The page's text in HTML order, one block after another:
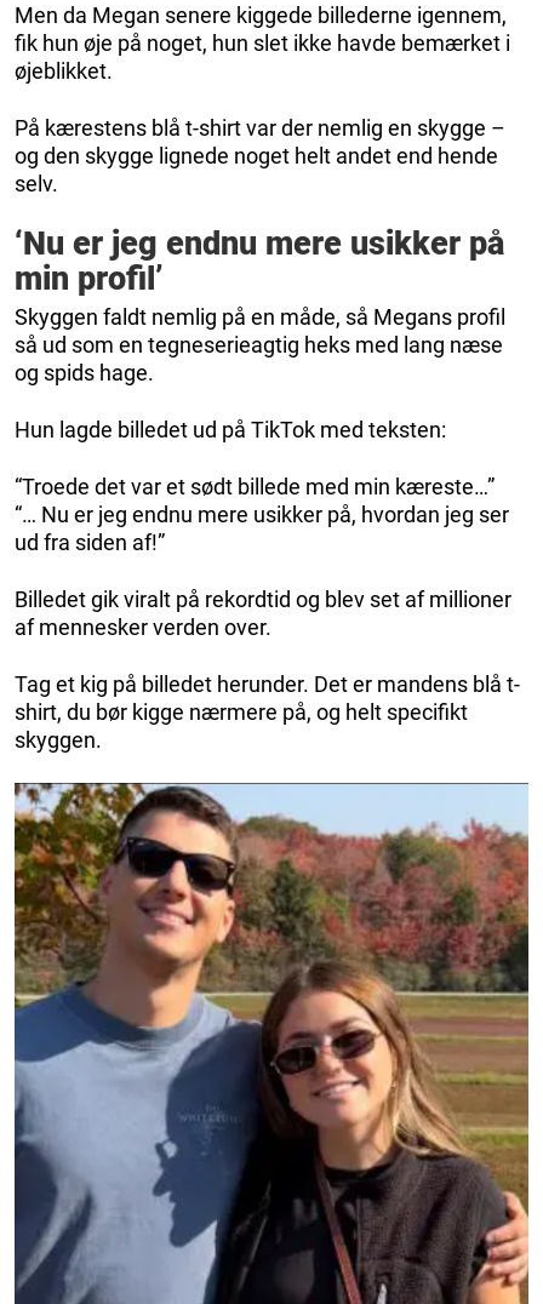
Men da Megan senere kiggede billederne igennem,
fik hun øje på noget, hun slet ikke havde bemærket i
øjeblikket.
På kærestens blå t-shirt var der nemlig en skygge –
og den skygge lignede noget helt andet end hende
selv.
‘Nu er jeg endnu mere usikker på
min profil’
Skyggen faldt nemlig på en måde, så Megans profil
så ud som en tegneserieagtig heks med lang næse
og spids hage.
Hun lagde billedet ud på TikTok med teksten:
“Troede det var et sødt billede med min kæreste…”
“… Nu er jeg endnu mere usikker på, hvordan jeg ser
ud fra siden af!”
Billedet gik viralt på rekordtid og blev set af millioner
af mennesker verden over.
Tag et kig på billedet herunder. Det er mandens blå t-
shirt, du bør kigge nærmere på, og helt specifikt
skyggen.